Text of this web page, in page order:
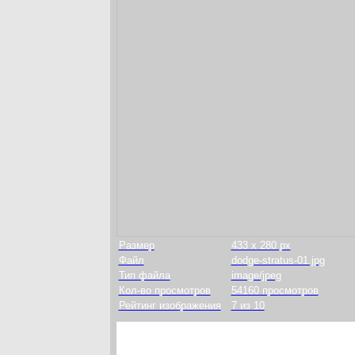
Размер
433 x 280 px
Файл
dodge-stratus-01.jpg
Тип файла
image/jpeg
Кол-во просмотров
54160 просмотров
Рейтинг изображения
7 из 10